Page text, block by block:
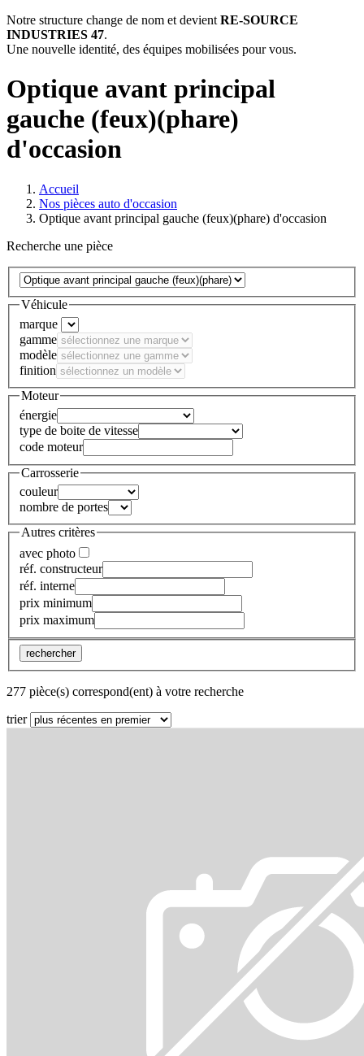
Notre structure change de nom et devient RE-SOURCE
INDUSTRIES 47.
Une nouvelle identité, des équipes mobilisées pour vous.
Optique avant principal
gauche (feux)(phare)
d'occasion
Accueil
Nos pièces auto d'occasion
Optique avant principal gauche (feux)(phare) d'occasion
Recherche une pièce
Véhicule
marque
gamme
modèle
finition
Moteur
énergie
type de boite de vitesse
code moteur
Carrosserie
couleur
nombre de portes
Autres critères
avec photo
réf. constructeur
réf. interne
prix minimum
prix maximum
rechercher
277 pièce(s) correspond(ent) à votre recherche
trier